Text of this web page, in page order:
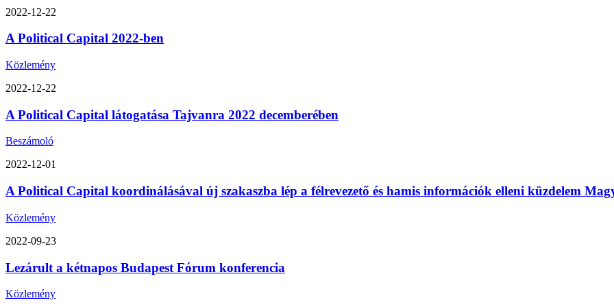
2022-12-22
A Political Capital 2022-ben
Közlemény
2022-12-22
A Political Capital látogatása Tajvanra 2022 decemberében
Beszámoló
2022-12-01
A Political Capital koordinálásával új szakaszba lép a félrevezető és hamis információk elleni küzdelem
Közlemény
2022-09-23
Lezárult a kétnapos Budapest Fórum konferencia
Közlemény